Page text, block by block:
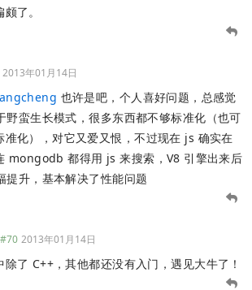
了。
2013年01月14日
也许是吧，个人喜好问题，总感觉
野蛮生长模式，很多东西都不够标准化（也可
准化），对它又爱又恨，不过现在 js 确实在
mongodb 都得用 js 来搜索，V8 引擎出来后
提升，基本解决了性能问题
#70 2013年01月14日
了 C++，其他都还没有入门，遇见大牛了！